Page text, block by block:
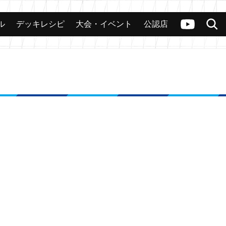
ヴァンガードch
検索
カード 大会 公認店舗 その他
デッキレシピ 大会・イベント 公認店